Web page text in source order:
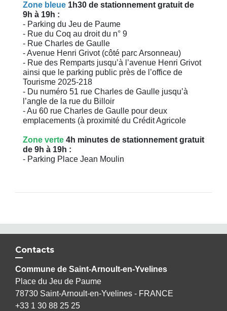
Zone bleue 1h30 de stationnement gratuit de
9h à 19h :
- Parking du Jeu de Paume
- Rue du Coq au droit du n° 9
- Rue Charles de Gaulle
- Avenue Henri Grivot (côté parc Arsonneau)
- Rue des Remparts jusqu’à l’avenue Henri Grivot
ainsi que le parking public près de l’office de
Tourisme 2025-218
- Du numéro 51 rue Charles de Gaulle jusqu’à
l’angle de la rue du Billoir
- Au 60 rue Charles de Gaulle pour deux
emplacements (à proximité du Crédit Agricole
Zone verte 4h minutes de stationnement gratuit
de 9h à 19h :
- Parking Place Jean Moulin
Contacts
Commune de Saint-Arnoult-en-Yvelines
Place du Jeu de Paume
78730 Saint-Arnoult-en-Yvelines - FRANCE
+33 1 30 88 25 25